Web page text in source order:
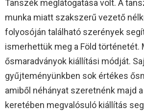
Tanszék meglátogatása volt. A
munka miatt szakszerű vezető
folyosóján található szerények
ismerhettük meg a Föld történetét.
ősmaradványok kiállítási módját.
gyűjteményünkben sok értékes
amiből néhányat szeretnénk majd
keretében megvalósuló kiállítás